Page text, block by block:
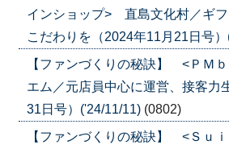
インショップ> 直島文化村／ギ
こだわりを（2024年11月21日号
【ファンづくりの秘訣】 <ＰＭ
エム／元店員中心に運営、接客力
31日号）('24/11/11) (0802)
【ファンづくりの秘訣】 <Ｓｕ